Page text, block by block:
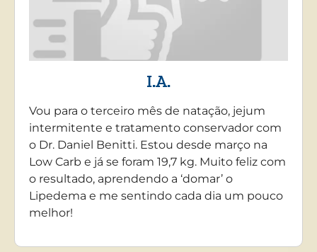
I.A.
Vou para o terceiro mês de natação, jejum
intermitente e tratamento conservador com
o Dr. Daniel Benitti. Estou desde março na
Low Carb e já se foram 19,7 kg. Muito feliz com
o resultado, aprendendo a ‘domar’ o
Lipedema e me sentindo cada dia um pouco
melhor!